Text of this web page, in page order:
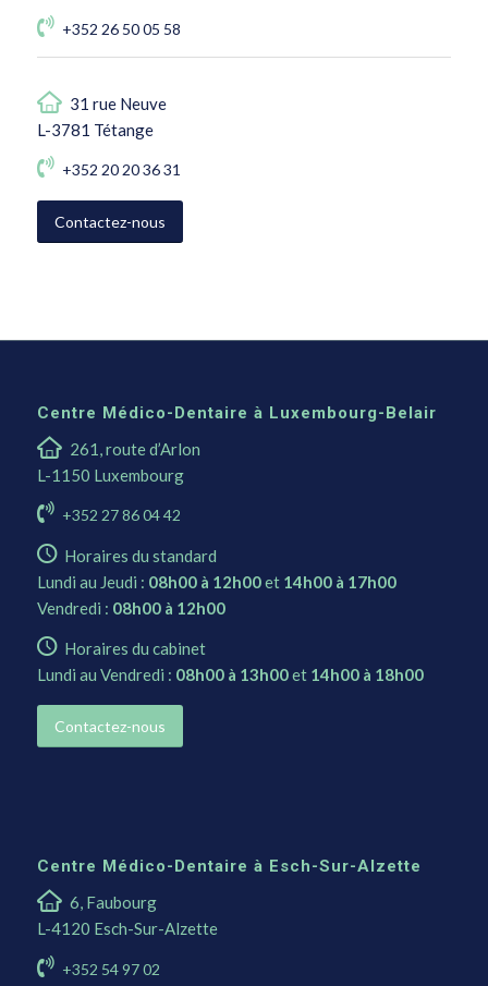
+352 26 50 05 58
31 rue Neuve
L-3781 Tétange
+352 20 20 36 31
Contactez-nous
Centre Médico-Dentaire à Luxembourg-Belair
261, route d’Arlon
L-1150 Luxembourg
+352 27 86 04 42
Horaires du standard
Lundi au Jeudi : 08h00 à 12h00et 14h00 à 17h00
Vendredi : 08h00 à 12h00
Horaires du cabinet
Lundi au Vendredi : 08h00 à 13h00et 14h00 à 18h00
Contactez-nous
Centre Médico-Dentaire à Esch-Sur-Alzette
6, Faubourg
L-4120 Esch-Sur-Alzette
+352 54 97 02